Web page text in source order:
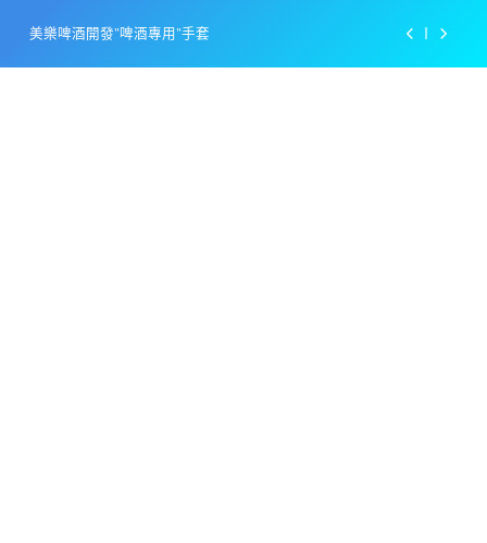
content
美樂啤酒開發”啤酒專用”手套